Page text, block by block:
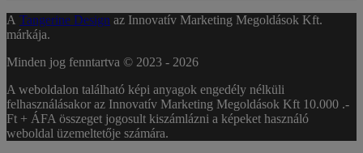
A Tangerine Design az Innovatív Marketing Megoldások Kft.
márkája.
Minden jog fenntartva © 2023 - 2026
A weboldalon található képi anyagok engedély nélküli
felhasználásakor az Innovatív Marketing Megoldások Kft 10.000 .-
Ft + ÁFA összeget jogosult kiszámlázni a képeket használó
weboldal üzemeltetője számára.